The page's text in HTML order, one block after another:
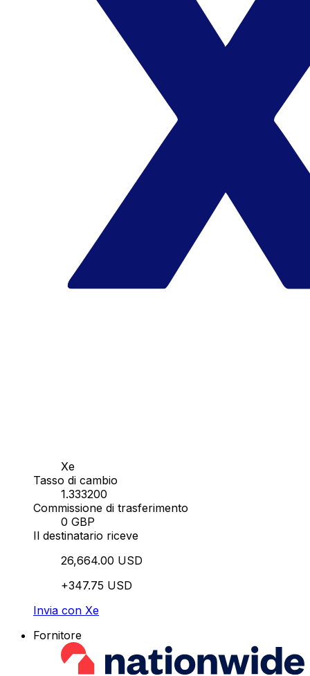
Xe
Tasso di cambio
1.333200
Commissione di trasferimento
0 GBP
Il destinatario riceve
26,664.00 USD
+347.75 USD
Invia con Xe
Fornitore